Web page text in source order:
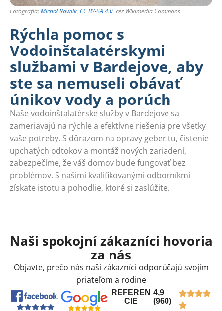
Fotografia:Michał Rawlik, CC BY-SA 4.0, cez Wikimedia Commons
Rýchla pomoc s
Vodoinštalatérskymi
službami v Bardejove, aby
ste sa nemuseli obávať
únikov vody a porúch
Naše vodoinštalatérske služby v Bardejove sa
zameriavajú na rýchle a efektívne riešenia pre všetky
vaše potreby. S dôrazom na opravy geberitu, čistenie
upchatých odtokov a montáž nových zariadení,
zabezpečíme, že váš domov bude fungovať bez
problémov. S našimi kvalifikovanými odborníkmi
získate istotu a pohodlie, ktoré si zaslúžite.
Naši spokojní zákazníci hovoria
za nás
Objavte, prečo nás naši zákazníci odporúčajú svojim
priateľom a rodine
REFEREN
CIE
4,9
(960)